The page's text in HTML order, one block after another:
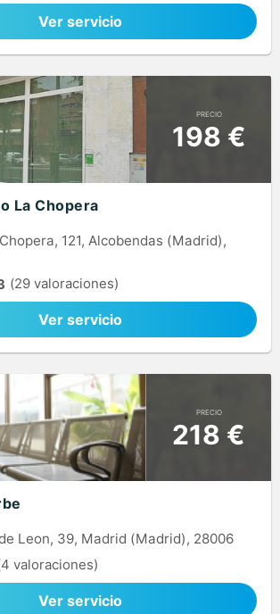
Ver servicio
PRECIO
198 €
La Chopera
121, Alcobendas (Madrid),
(29 valoraciones)
Ver servicio
PRECIO
218 €
Leon, 39, Madrid (Madrid), 28006
valoraciones)
Ver servicio